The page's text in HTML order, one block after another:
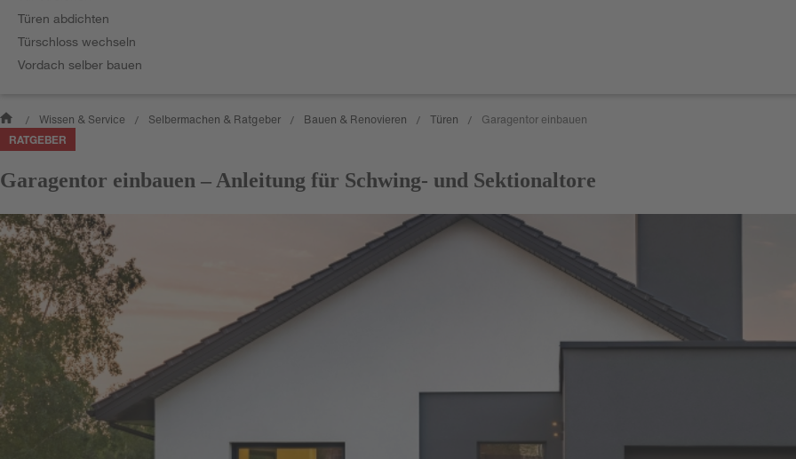
Türen abdichten
Türschloss wechseln
Vordach selber bauen
/ Wissen & Service / Selbermachen & Ratgeber / Bauen & Renovieren / Türen / Garagentor einbauen
RATGEBER
Garagentor einbauen – Anleitung für Schwing- und Sektionaltore